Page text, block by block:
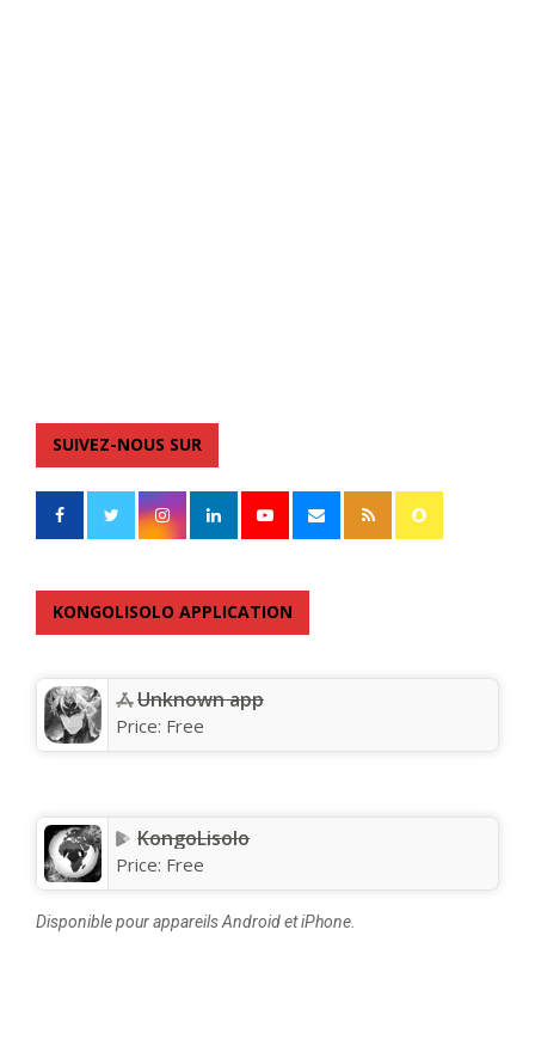
SUIVEZ-NOUS SUR
KONGOLISOLO APPLICATION
Unknown app
Price: Free
KongoLisolo
Price: Free
Disponible pour appareils Android et iPhone.